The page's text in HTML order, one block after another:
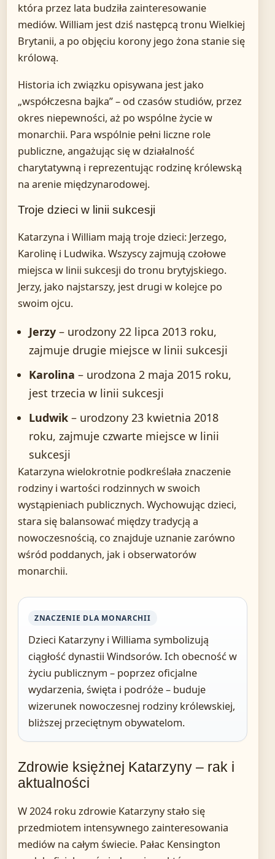
która przez lata budziła zainteresowanie
mediów. William jest dziś następcą tronu Wielkiej
Brytanii, a po objęciu korony jego żona stanie się
królową.
Historia ich związku opisywana jest jako
„współczesna bajka” – od czasów studiów, przez
okres niepewności, aż po wspólne życie w
monarchii. Para wspólnie pełni liczne role
publiczne, angażując się w działalność
charytatywną i reprezentując rodzinę królewską
na arenie międzynarodowej.
Troje dzieci w linii sukcesji
Katarzyna i William mają troje dzieci: Jerzego,
Karolinę i Ludwika. Wszyscy zajmują czołowe
miejsca w linii sukcesji do tronu brytyjskiego.
Jerzy, jako najstarszy, jest drugi w kolejce po
swoim ojcu.
Jerzy – urodzony 22 lipca 2013 roku,
zajmuje drugie miejsce w linii sukcesji
Karolina – urodzona 2 maja 2015 roku,
jest trzecia w linii sukcesji
Ludwik – urodzony 23 kwietnia 2018
roku, zajmuje czwarte miejsce w linii
sukcesji
Katarzyna wielokrotnie podkreślała znaczenie
rodziny i wartości rodzinnych w swoich
wystąpieniach publicznych. Wychowując dzieci,
stara się balansować między tradycją a
nowoczesnością, co znajduje uznanie zarówno
wśród poddanych, jak i obserwatorów
monarchii.
ZNACZENIE DLA MONARCHII
Dzieci Katarzyny i Williama symbolizują
ciągłość dynastii Windsorów. Ich obecność w
życiu publicznym – poprzez oficjalne
wydarzenia, święta i podróże – buduje
wizerunek nowoczesnej rodziny królewskiej,
bliższej przeciętnym obywatelom.
Zdrowie księżnej Katarzyny – rak i
aktualności
W 2024 roku zdrowie Katarzyny stało się
przedmiotem intensywnego zainteresowania
mediów na całym świecie. Pałac Kensington